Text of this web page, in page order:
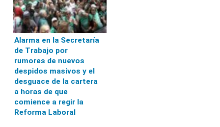
Alarma en la Secretaría
de Trabajo por
rumores de nuevos
despidos masivos y el
desguace de la cartera
a horas de que
comience a regir la
Reforma Laboral